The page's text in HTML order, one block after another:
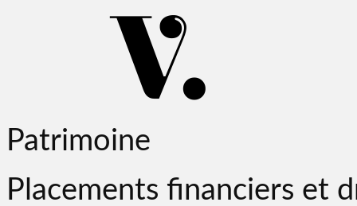
Patrimoine
Placements financiers et